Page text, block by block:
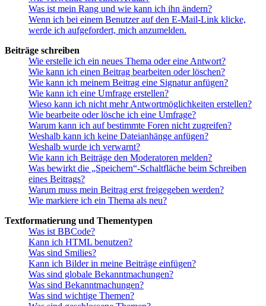
Was ist mein Rang und wie kann ich ihn ändern?
Wenn ich bei einem Benutzer auf den E-Mail-Link klicke,
werde ich aufgefordert, mich anzumelden.
Beiträge schreiben
Wie erstelle ich ein neues Thema oder eine Antwort?
Wie kann ich einen Beitrag bearbeiten oder löschen?
Wie kann ich meinem Beitrag eine Signatur anfügen?
Wie kann ich eine Umfrage erstellen?
Wieso kann ich nicht mehr Antwortmöglichkeiten erstellen?
Wie bearbeite oder lösche ich eine Umfrage?
Warum kann ich auf bestimmte Foren nicht zugreifen?
Weshalb kann ich keine Dateianhänge anfügen?
Weshalb wurde ich verwarnt?
Wie kann ich Beiträge den Moderatoren melden?
Was bewirkt die „Speichern“-Schaltfläche beim Schreiben
eines Beitrags?
Warum muss mein Beitrag erst freigegeben werden?
Wie markiere ich ein Thema als neu?
Textformatierung und Thementypen
Was ist BBCode?
Kann ich HTML benutzen?
Was sind Smilies?
Kann ich Bilder in meine Beiträge einfügen?
Was sind globale Bekanntmachungen?
Was sind Bekanntmachungen?
Was sind wichtige Themen?